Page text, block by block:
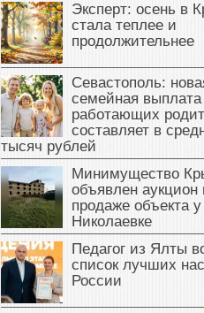
Эксперт: осень в
стала теплее и
продолжительнее
Севастополь:
семейная
работающих
составляет в
тысяч рублей
Минимущество
объявлен аукцион
продаже объекта
Николаевке
Педагог из Ялты
список лучших
России